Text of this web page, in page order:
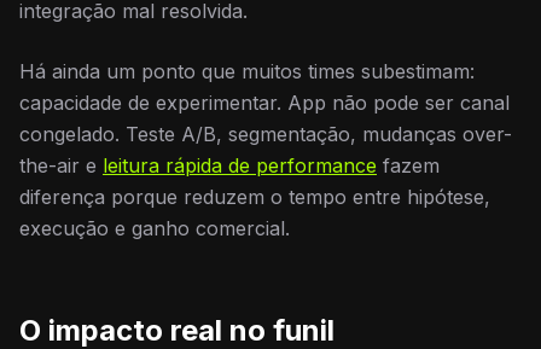
integração mal resolvida.
Há ainda um ponto que muitos times subestimam:
capacidade de experimentar. App não pode ser canal
congelado. Teste A/B, segmentação, mudanças over-
the-air e leitura rápida de performance fazem
diferença porque reduzem o tempo entre hipótese,
execução e ganho comercial.
O impacto real no funil